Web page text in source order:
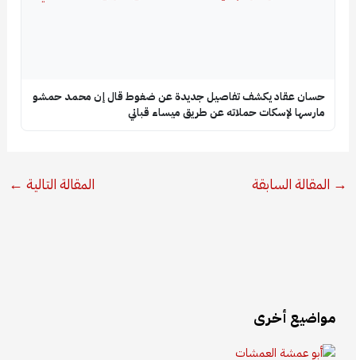
حسان عقاد يكشف تفاصيل جديدة عن ضغوط قال إن محمد حمشو
مارسها لإسكات حملاته عن طريق ميساء قباني
→ المقالة السابقة المقالة التالية ←
مواضيع أخرى